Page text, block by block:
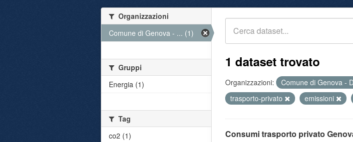
1 dataset trovato
Organizzazioni: Comune di Genova -
trasporto-privato
emissioni
Consumi trasporto privato
Organizzazioni
Comune di Genova - ... (1)
Gruppi
Energia (1)
Tag
co2 (1)